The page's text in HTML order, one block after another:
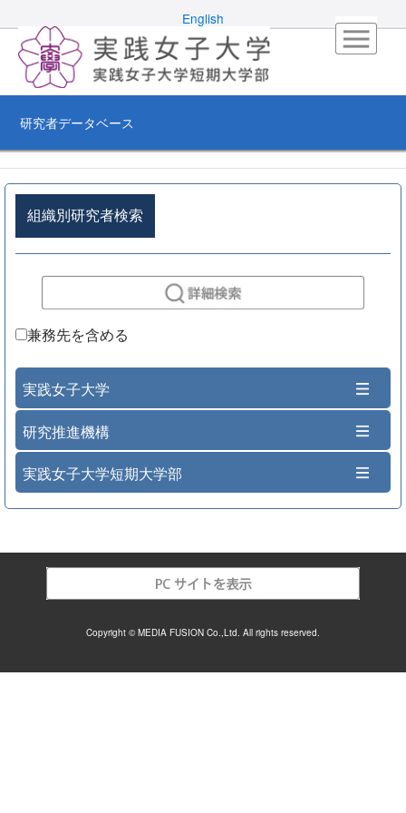
English
研究者データベース
組織別研究者検索
兼務先を含める
実践女子大学
研究推進機構
実践女子大学短期大学部
Copyright © MEDIA FUSION Co.,Ltd. All rights reserved.